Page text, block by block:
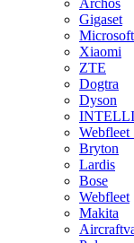
Archos
Gigaset
Microsoft
Xiaomi
ZTE
Dogtra
Dyson
Webfleet
Bryton
Lardis
Bose
Webfleet
Makita